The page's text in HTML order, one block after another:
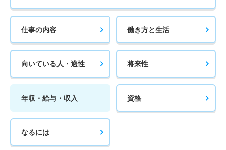
仕事の内容 働き方と生活
向いている人・適性 将来性
年収・給与・収入 資格
なるには